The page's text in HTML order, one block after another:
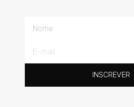
mail
INSCREVER